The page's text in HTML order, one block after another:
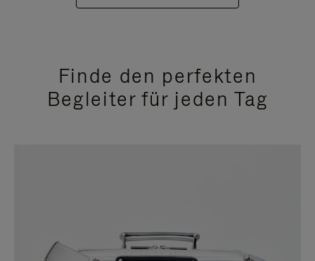
Finde den perfekten
Begleiter für jeden Tag